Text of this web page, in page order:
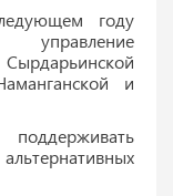
году
и